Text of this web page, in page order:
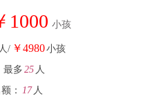
1000 小孩
/ ￥4980小孩
最多 25 人
： 17 人